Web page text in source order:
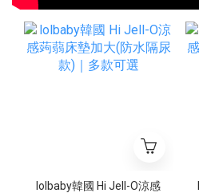
lolbaby韓國 Hi Jell-O涼感